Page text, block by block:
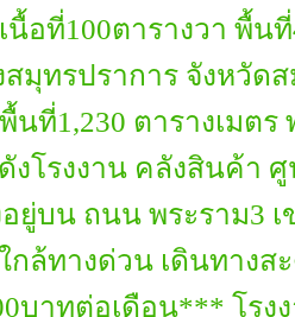
นื้อที่100ตารางวา พื้น
สมุทรปราการ จังหวัด
นที่1,230 ตารางเมต
งโรงงาน คลังสินค้า ศู
ยู่บน ถนน พระราม3 เ
กล้ทางด่วน เดินทางส
บาทต่อเดือน*** โรง